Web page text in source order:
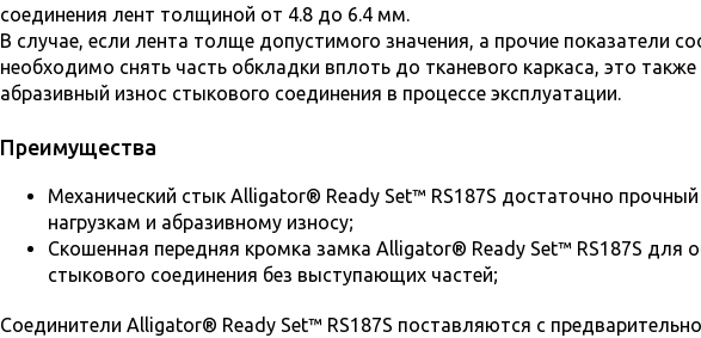
соединения лент толщиной от 4.8 до 6.4 мм.
В случае, если лента толще допустимого значения, а прочие показатели
необходимо снять часть обкладки вплоть до тканевого каркаса, это
абразивный износ стыкового соединения в процессе эксплуатации.
Преимущества
Механический стык Alligator® Ready Set™ RS187S достаточно
нагрузкам и абразивному износу;
Скошенная передняя кромка замка Alligator® Ready Set™ RS187S для
стыкового соединения без выступающих частей;
Соединители Alligator® Ready Set™ RS187S поставляются с